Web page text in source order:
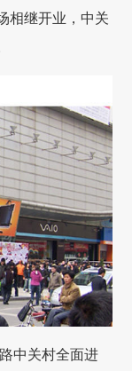
相继开业，中关
中关村全面进